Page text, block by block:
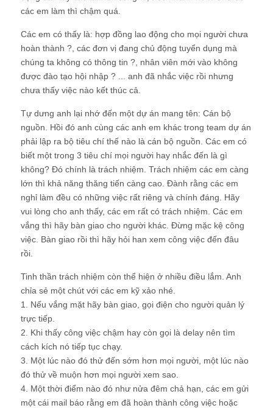
các em làm thì chậm quá.
Các em có thấy là: hợp đồng lao động cho mọi người chưa
hoàn thành ?, các đơn vị đang chủ động tuyển dụng mà
chúng ta không có thông tin ?, nhân viên mới vào không
được đào tạo hội nhập ? ... anh đã nhắc việc rồi nhưng
chưa thấy việc nào kết thúc cả.
Tự dưng anh lại nhớ đến một dự án mang tên: Cán bộ
nguồn. Hồi đó anh cùng các anh em khác trong team dự án
phải lập ra bộ tiêu chí thế nào là cán bộ nguồn. Các em có
biết một trong 3 tiêu chí mọi người hay nhắc đến là gì
không? Đó chính là trách nhiệm. Trách nhiệm các em càng
lớn thì khả năng thăng tiến càng cao. Đành rằng các em
nghỉ làm đều có những việc rất riêng và chính đáng. Hãy
vui lòng cho anh thấy, các em rất có trách nhiệm. Các em
vắng thì hãy bàn giao cho người khác. Đừng mặc kệ công
việc. Bàn giao rồi thì hãy hỏi han xem công việc đến đâu
rồi.
Tinh thần trách nhiệm còn thể hiện ở nhiều điều lắm. Anh
chỉa sẻ một chút với các em kỹ xảo nhé.
1. Nếu vắng mặt hãy bàn giao, gọi điện cho người quản lý
trực tiếp.
2. Khi thấy công việc chậm hay còn gọi là delay nên tìm
cách kích nó tiếp tục chạy.
3. Một lúc nào đó thử đến sớm hơn mọi người, một lúc nào
đó thử về muộn hơn mọi người xem sao.
4. Một thời điểm nào đó như nửa đêm chả hạn, các em gửi
một cái mail báo rằng em đã hoàn thành công việc hoặc